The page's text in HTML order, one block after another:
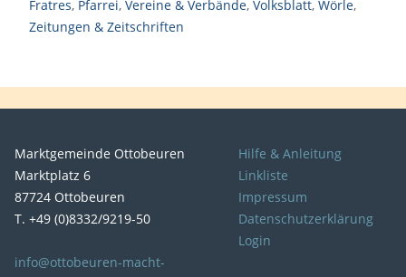
Fratres, Pfarrei, Vereine & Verbände, Volksblatt, Wörle,
Zeitungen & Zeitschriften
Marktgemeinde Ottobeuren
Marktplatz 6
87724 Ottobeuren
T. +49 (0)8332/9219-50
info@ottobeuren-macht-
Hilfe & Anleitung
Linkliste
Impressum
Datenschutzerklärung
Login